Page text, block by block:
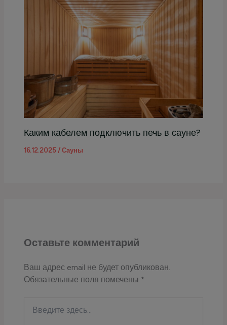
Каким кабелем подключить печь в сауне?
16.12.2025 /Сауны
Оставьте комментарий
Ваш адрес email не будет опубликован.
Обязательные поля помечены *
здесь...